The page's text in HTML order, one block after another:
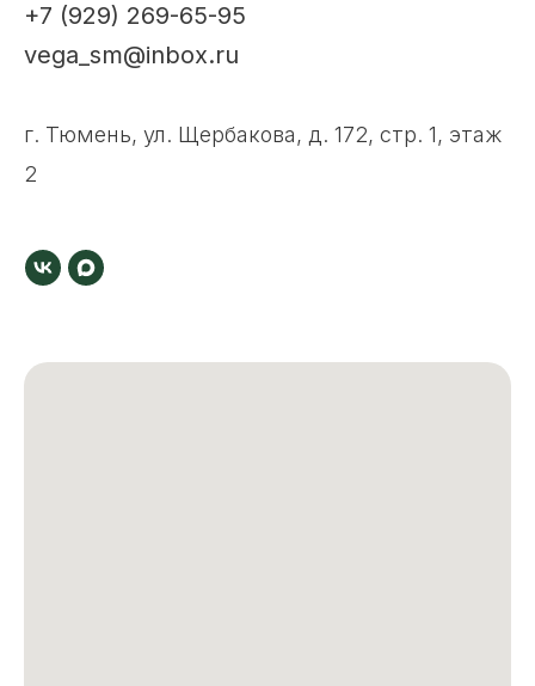
+7 (929) 269-65-95
vega_sm@inbox.ru
г. Тюмень, ул. Щербакова, д. 172, стр. 1, этаж
2